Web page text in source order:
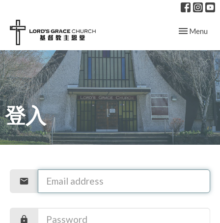
Toggle
Menu
登入